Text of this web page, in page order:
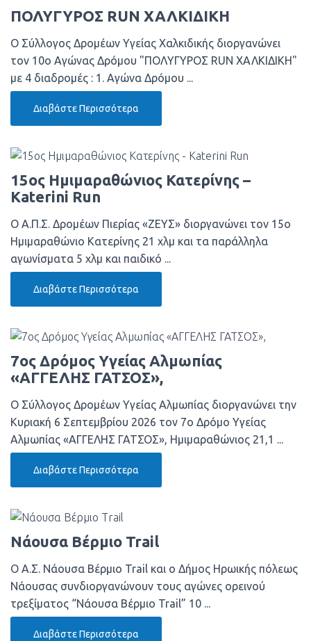
ΠΟΛΥΓΥΡΟΣ RUN ΧΑΛΚΙΔΙΚΗ
Ο Σύλλογος Δρομέων Υγείας Χαλκιδικής διοργανώνει
τον 10ο Αγώνας Δρόμου "ΠΟΛΥΓΥΡΟΣ RUN ΧΑΛΚΙΔΙΚΗ"
με 4 διαδρομές : 1. Αγώνα Δρόμου ...
Διαβάστε Περισσότερα
15ος Ημιμαραθώνιος Κατερίνης –
Katerini Run
Ο Α.Π.Σ. Δρομέων Πιερίας «ΖΕΥΣ» διοργανώνει τον 15ο
Ημιμαραθώνιο Κατερίνης 21 χλμ και τα παράλληλα
αγωνίσματα 5 χλμ και παιδικό ...
Διαβάστε Περισσότερα
7ος Δρόμος Υγείας Αλμωπίας
«ΑΓΓΕΛΗΣ ΓΑΤΣΟΣ»,
Ο Σύλλογος Δρομέων Υγείας Αλμωπίας διοργανώνει την
Κυριακή 6 Σεπτεμβρίου 2026 τον 7ο Δρόμο Υγείας
Αλμωπίας «ΑΓΓΕΛΗΣ ΓΑΤΣΟΣ», Ημιμαραθώνιος 21,1 ...
Διαβάστε Περισσότερα
Νάουσα Βέρμιο Trail
Ο Α.Σ. Νάουσα Βέρμιο Trail και ο Δήμος Ηρωικής πόλεως
Νάουσας συνδιοργανώνουν τους αγώνες ορεινού
τρεξίματος “Νάουσα Βέρμιο Trail” 10 ...
Διαβάστε Περισσότερα